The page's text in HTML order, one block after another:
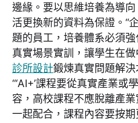
邊緣。要以思維培養為導
活更換新的資料為保證。“
題的員工，培養體系必須
真實場景實訓，讓學生在做
診所設計鍛煉真實問題解決
“‘AI+’課程要從真實產業或
容，高校課程不應脫離產
一起配合，課程內容要按